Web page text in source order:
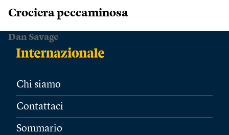
Crociera peccaminosa
Dan Savage
Chi siamo
Contattaci
Sommario